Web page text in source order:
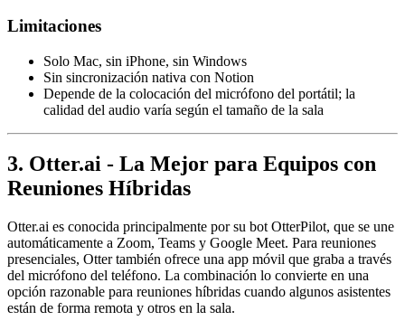
Limitaciones
Solo Mac, sin iPhone, sin Windows
Sin sincronización nativa con Notion
Depende de la colocación del micrófono del portátil; la
calidad del audio varía según el tamaño de la sala
3. Otter.ai - La Mejor para Equipos con
Reuniones Híbridas
Otter.ai es conocida principalmente por su bot OtterPilot, que se une
automáticamente a Zoom, Teams y Google Meet. Para reuniones
presenciales, Otter también ofrece una app móvil que graba a través
del micrófono del teléfono. La combinación lo convierte en una
opción razonable para reuniones híbridas cuando algunos asistentes
están de forma remota y otros en la sala.